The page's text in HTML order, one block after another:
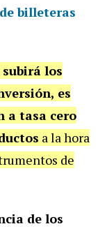
billeteras
los
es
a tasa cero
a la hora
de
de los